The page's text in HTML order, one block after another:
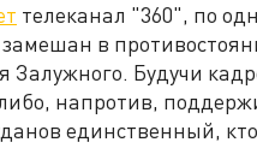
телеканал "360", по
в
Залужного. Будучи
напротив,
единственный,